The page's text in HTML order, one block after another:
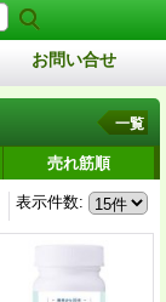
お問い合せ
一覧
売れ筋順
表示件数: